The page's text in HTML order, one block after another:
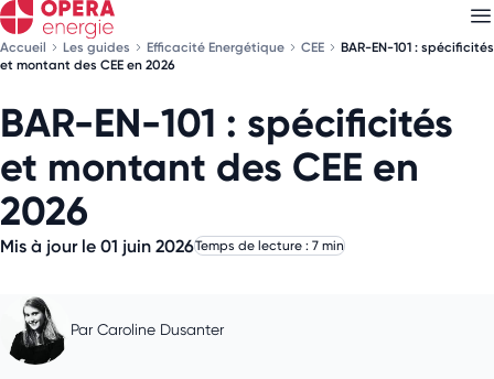
Accueil Les guides Efficacité Energétique CEE
BAR-EN-101 : spécificités
et montant des CEE en 2026
BAR-EN-101 : spécificités
et montant des CEE en
2026
Mis à jour le 01 juin 2026Temps de lecture : 7 min
Par Caroline Dusanter
Découvrez nosnewsletters
Choisissez les newsletters qui vous intéressent